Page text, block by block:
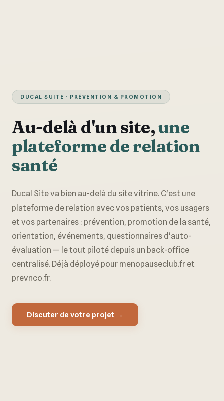
DUCAL SUITE · PRÉVENTION & PROMOTION
Au-delà d'un site,une
plateforme de relation
santé
Ducal Site va bien au-delà du site vitrine. C'est une
plateforme de relation avec vos patients, vos usagers
et vos partenaires : prévention, promotion de la santé,
orientation, événements, questionnaires d'auto-
évaluation — le tout piloté depuis un back-office
centralisé. Déjà déployé pour menopauseclub.fr et
prevnco.fr.
Discuter de votre projet →